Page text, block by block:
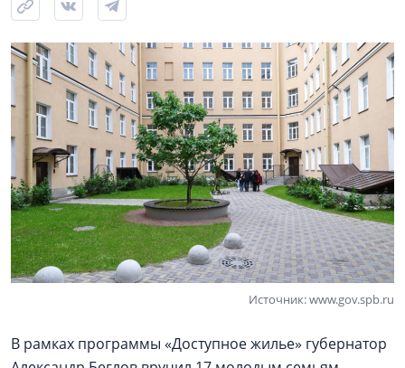
Источник: www.gov.spb.ru
В рамках программы «Доступное жилье» губернатор